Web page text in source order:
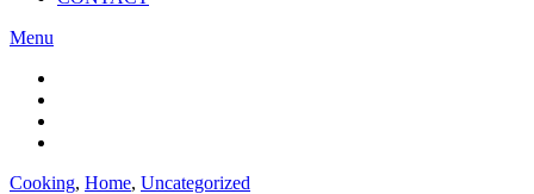
Menu
Cooking, Home, Uncategorized